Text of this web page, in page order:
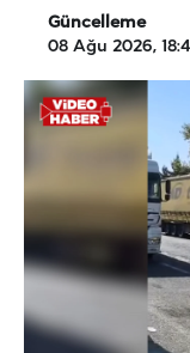
Güncelleme
08 Ağu 2026,